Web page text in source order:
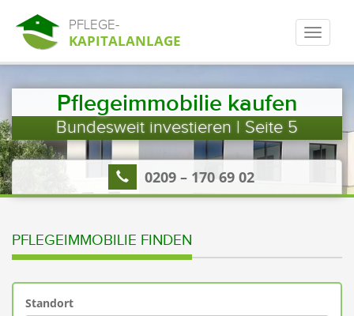
PFLEGE-
KAPITALANLAGE
Pflegeimmobilie kaufen
Bundesweit investieren | Seite 5
0209 – 170 69 02
PFLEGEIMMOBILIE FINDEN
Standort